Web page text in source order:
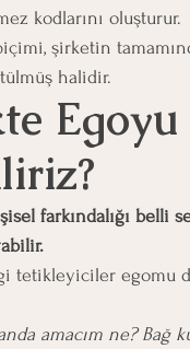
kodlarını oluşturur.
şirketin
halidir.
Egoyu
farkındalığı
tetikleyiciler egomu
amacım ne? Bağ